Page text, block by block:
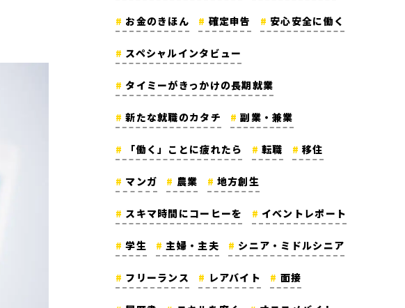
お金のきほん 確定申告 安心安全に働く
スペシャルインタビュー
タイミーがきっかけの長期就業
新たな就職のカタチ 副業・兼業
「働く」ことに疲れたら 転職 移住
マンガ 農業 地方創生
スキマ時間にコーヒーを イベントレポート
学生 主婦・主夫 シニア・ミドルシニア
フリーランス レアバイト 面接